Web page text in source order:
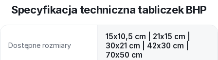
Specyfikacja techniczna tabliczek BHP
Dostępne rozmiary
15x10,5 cm | 21x15 cm |
30x21 cm | 42x30 cm |
70x50 cm